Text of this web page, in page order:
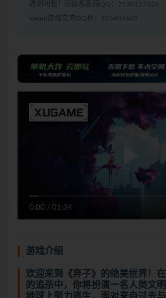
遇到问题？可联系客服QQ：2130127326
steam游戏交流QQ群：926484605
0:00 / 01:34
游戏介绍
欢迎来到《弃子》的绝美世界！
的追杀中，你将扮演一名人类文